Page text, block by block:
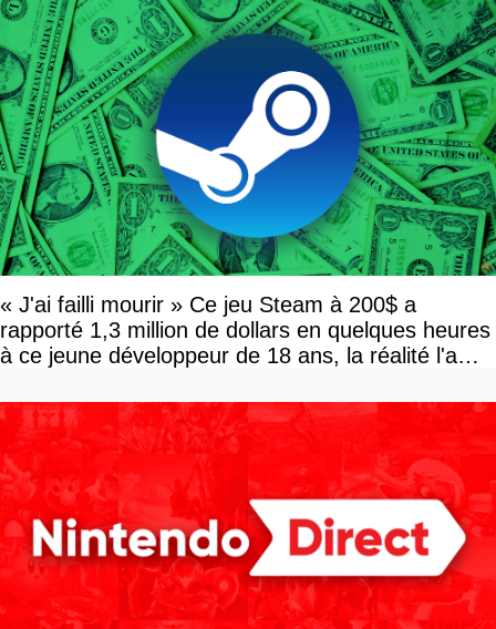
« J'ai failli mourir » Ce jeu Steam à 200$ a
rapporté 1,3 million de dollars en quelques heures
à ce jeune développeur de 18 ans, la réalité l'a